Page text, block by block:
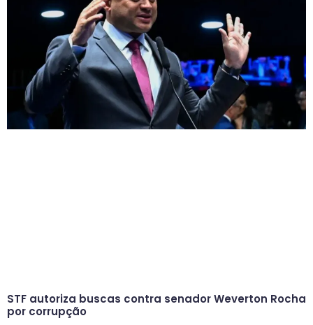
STF autoriza buscas contra senador Weverton Rocha
por corrupção